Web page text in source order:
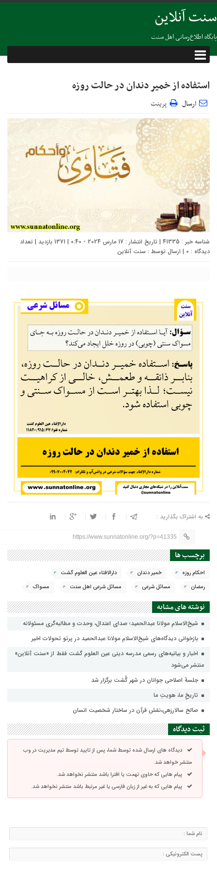
سنت آنلاین
پایگاه اطلاع‌رسانی اهل سنت
استفاده از خمير دندان در حالت روزه
ارسال پرینت
شناسه خبر : 41335 | تاریخ انتشار : 17 مارس 2024 - 0:40 | 1371 بازدید | تعداد
دیدگاه : 0 | ارسال توسط : سنت آنلاین
به اشتراک بگذارید :
https://www.sunnatonline.org/?p=41335
برچسب ها
احکام روزه خمیر دندان
دارالافتاء عین العلوم گشت
رمضان
مسائل شرعی مسائل شرعی اهل سنت مسواک
نوشته های مشابه
شیخ‌الاسلام مولانا عبدالحمید؛ صدای اعتدال، وحدت و مطالبه‌گری مسئولانه
بازخوانی دیدگاه‌های شیخ‌الاسلام مولانا عبدالحمید در پرتو تحولات اخیر
اخبار و بیانیه‌های رسمی مدرسه دینی عین العلوم گشت فقط از «سنت آنلاین»
منتشر می‌شود
جلسهٔ اصلاحی جوانان در شهر گُشت برگزار شد
تاریخِ ما، هویتِ ما
صالح سالارزهی،‌نقش قرآن در ساختار شخصیت انسان
ثبت دیدگاه
دیدگاه های ارسال شده توسط شما، پس از تایید توسط تیم مدیریت در وب
منتشر خواهد شد.
پیام هایی که حاوی تهمت یا افترا باشد منتشر نخواهد شد.
پیام هایی که به غیر از زبان فارسی یا غیر مرتبط باشد منتشر نخواهد شد.